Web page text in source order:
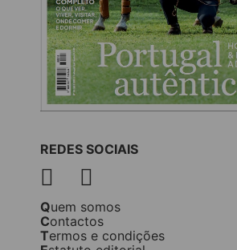
REDES SOCIAIS
Quem somos
Contactos
Termos e condições